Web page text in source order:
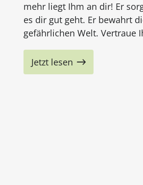
mehr liegt Ihm an dir! Er
es dir gut geht. Er bewahrt
gefährlichen Welt. Vertraue
Jetzt lesen